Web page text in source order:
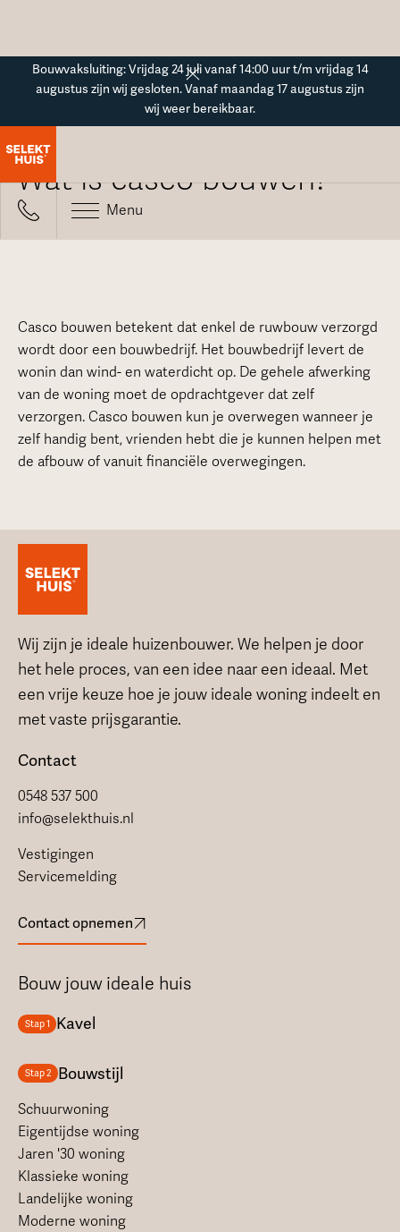
Bouwvaksluiting: Vrijdag 24 juli vanaf 14:00 uur t/m vrijdag 14
augustus zijn wij gesloten. Vanaf maandag 17 augustus zijn
wij weer bereikbaar.
Menu
Wat is casco bouwen?
Casco bouwen betekent dat enkel de ruwbouw verzorgd
wordt door een bouwbedrijf. Het bouwbedrijf levert de
wonin dan wind- en waterdicht op. De gehele afwerking
van de woning moet de opdrachtgever dat zelf
verzorgen. Casco bouwen kun je overwegen wanneer je
zelf handig bent, vrienden hebt die je kunnen helpen met
de afbouw of vanuit financiële overwegingen.
Wij zijn je ideale huizenbouwer. We helpen je door
het hele proces, van een idee naar een ideaal. Met
een vrije keuze hoe je jouw ideale woning indeelt en
met vaste prijsgarantie.
Contact
0548 537 500
info@selekthuis.nl
Vestigingen
Servicemelding
Contact opnemen
Bouw jouw ideale huis
Stap 1 Kavel
Stap 2 Bouwstijl
Schuurwoning
Eigentijdse woning
Jaren '30 woning
Klassieke woning
Landelijke woning
Moderne woning